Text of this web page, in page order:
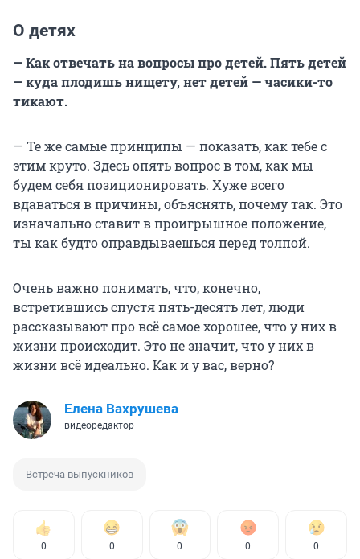
О детях
— Как отвечать на вопросы про детей. Пять детей
— куда плодишь нищету, нет детей — часики-то
тикают.
— Те же самые принципы — показать, как тебе с
этим круто. Здесь опять вопрос в том, как мы
будем себя позиционировать. Хуже всего
вдаваться в причины, объяснять, почему так. Это
изначально ставит в проигрышное положение,
ты как будто оправдываешься перед толпой.
Очень важно понимать, что, конечно,
встретившись спустя пять-десять лет, люди
рассказывают про всё самое хорошее, что у них в
жизни происходит. Это не значит, что у них в
жизни всё идеально. Как и у вас, верно?
Елена Вахрушева
видеоредактор
Встреча выпускников
0 0 0 0 0